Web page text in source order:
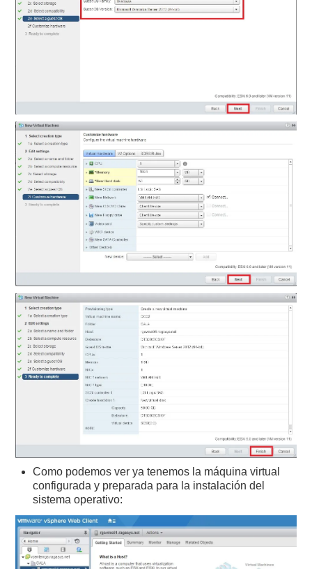
Como podemos ver ya tenemos la máquina virtual
configurada y preparada para la instalación del
sistema operativo: